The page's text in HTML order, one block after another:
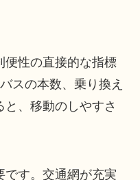
便性の直接的な指標
スの本数、乗り換え
、移動のしやすさ
です。交通網が充実